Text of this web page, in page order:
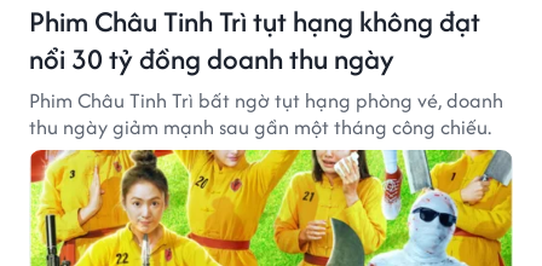
Phim Châu Tinh Trì tụt hạng không đạt
nổi 30 tỷ đồng doanh thu ngày
Phim Châu Tinh Trì bất ngờ tụt hạng phòng vé, doanh
thu ngày giảm mạnh sau gần một tháng công chiếu.